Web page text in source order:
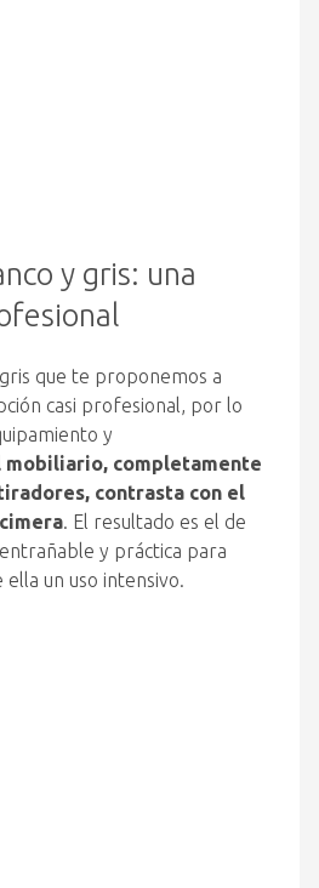
y gris: una
que te proponemos a
casi profesional, por lo
y
mobiliario, completamente
contrasta con el
. El resultado es el de
y práctica para
ella un uso intensivo.